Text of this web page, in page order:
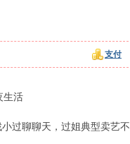
支付
生活
过聊聊天，过姐典型卖艺不